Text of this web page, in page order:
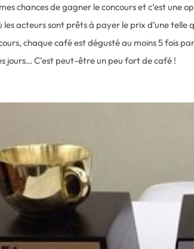
chances de gagner le concours et c’est
les acteurs sont prêts à payer le prix d’une
chaque café est dégusté au moins 5 fois
jours… C’est peut-être un peu fort de café !